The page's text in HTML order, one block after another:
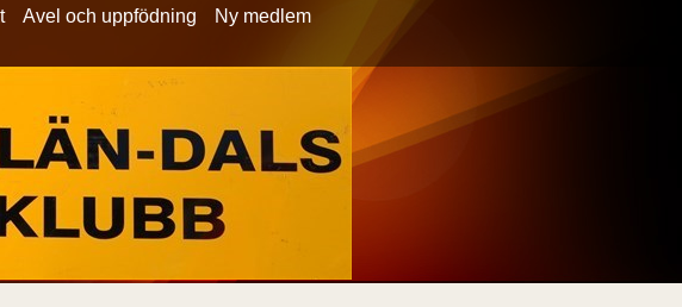
Avel och uppfödning
Ny medlem